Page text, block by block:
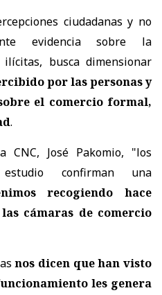
ciudadanas y no
evidencia sobre la
busca dimensionar
por las personas y
el comercio formal,
.
José Pakomio, "los
confirman una
recogiendo hace
cámaras de comercio
nos dicen que han visto
les genera